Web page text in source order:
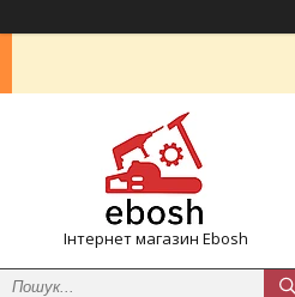
Інтернет магазин Ebosh